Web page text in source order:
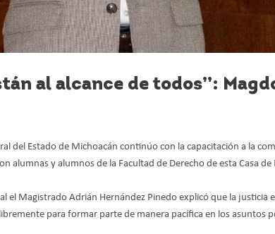
al alcance de todos”:
del Estado de Michoacán continúo con la capacitación a la
alumnas y alumnos de la Facultad de Derecho de esta Casa de
el Magistrado Adrián Hernández Pinedo explicó que la
para formar parte de manera pacífica en los asuntos